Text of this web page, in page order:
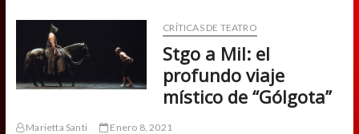
la
mexicana
CRÍTICAS DE TEATRO
Stgo a Mil: el
profundo viaje
místico de “Gólgota”
Marietta Santi Enero 8, 2021